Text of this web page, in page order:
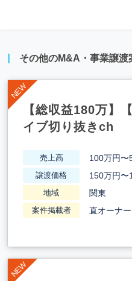
その他のM&A・事業譲渡
【総収益180万】
イブ切り抜きch
売上高 100万円〜
譲渡価格 150万円〜
地域 関東
案件掲載者 直オーナー